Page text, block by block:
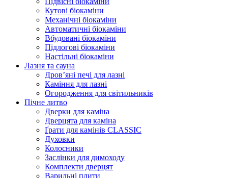
Кутові біокаміни
Механічні біокаміни
Автоматичні біокаміни
Вбудовані біокаміни
Підлогові біокаміни
Настільні біокаміни
Лазня та сауна
Дров’яні печі для лазні
Каміння для лазні
Огородження для світильників
Пічне литво
Дверки для каміна
Дверцята для каміна
Ґрати для камінів CLASSIC
Духовки
Колосники
Заслінки для димоходу
Комплекти дверцят
Варильні плити